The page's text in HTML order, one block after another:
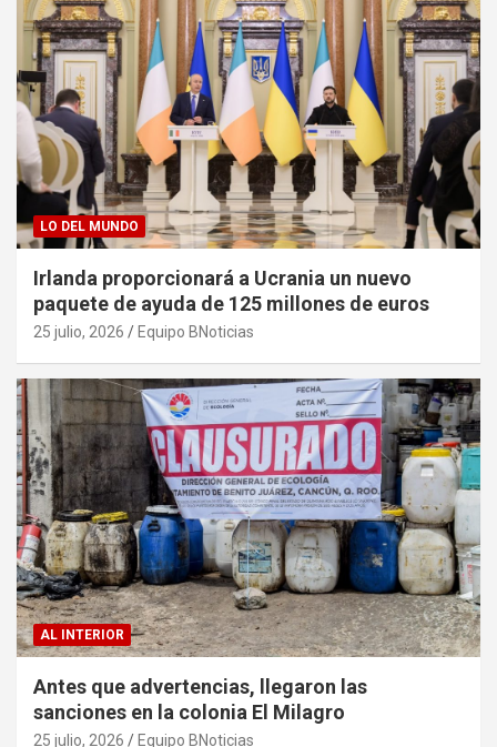
LO DEL MUNDO
Irlanda proporcionará a Ucrania un nuevo
paquete de ayuda de 125 millones de euros
25 julio, 2026 Equipo BNoticias
AL INTERIOR
Antes que advertencias, llegaron las
sanciones en la colonia El Milagro
25 julio, 2026 Equipo BNoticias